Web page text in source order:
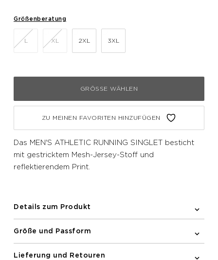
Größenberatung
L XL 2XL 3XL
GRÖSSE WÄHLEN
ZU MEINEN FAVORITEN HINZUFÜGEN
Das MEN'S ATHLETIC RUNNING SINGLET besticht
mit gestricktem Mesh-Jersey-Stoff und
reflektierendem Print.
Details zum Produkt
Größe und Passform
Lieferung und Retouren